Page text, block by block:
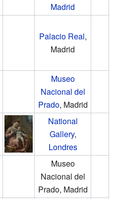
Madrid
Palacio Real,
Madrid
Museo
Nacional del
Prado, Madrid
National
Gallery,
Londres
Museo
Nacional del
Prado, Madrid